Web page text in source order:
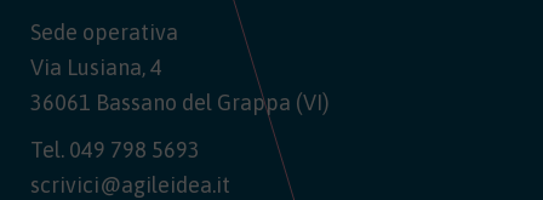
Sede operativa
Via Lusiana, 4
36061 Bassano del Grappa (VI)
Tel. 049 798 5693
scrivici@agileidea.it